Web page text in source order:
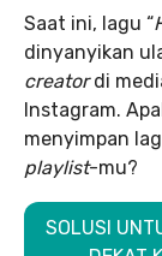
Saat ini, lagu “
dinyanyikan
creatordi
Instagram.
menyimpan
playlist-mu?
SOLUSI